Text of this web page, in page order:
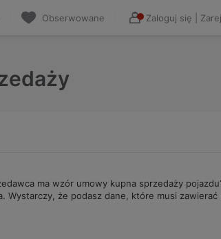
Obserwowane Zaloguj się
ma wzór umowy kupna sprzedaży
Wystarczy, że podasz dane, które musi